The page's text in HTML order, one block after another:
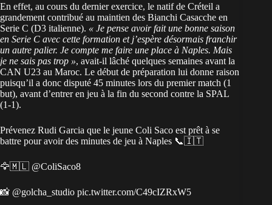
En effet, au cours du dernier exercice, le natif de Créteil a
grandement contribué au maintien des Bianchi Casacche en
Serie C (D3 italienne). « Je pense avoir fait une bonne saison
en Serie C avec cette formation et j’espère désormais franchir
un autre palier. Je compte me faire une place à Naples. Mais
je ne sais pas trop », avait-il lâché quelques semaines avant la
CAN U23 au Maroc. Le début de préparation lui donne raison
puisqu’il a donc disputé 45 minutes lors du premier match (1
but), avant d’entrer en jeu à la fin du second contre la SPAL
(1-1).
Prévenez Rudi Garcia que le jeune Coli Saco est prêt à se
battre pour avoir des minutes de jeu à Naples 📞🇮🇹
🦅🇲🇱 @ColiSaco8
📸 @golcha_studio pic.twitter.com/C49cIZRxW5